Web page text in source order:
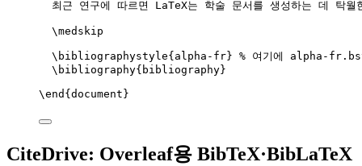
최근 연구에 따르면 LaTeX는 학술 문서를 생성하는 데 탁
\medskip
\bibliographystyle{alpha-fr} % 여기에 alpha-fr.bst
\bibliography{bibliography}
\end { document }
CiteDrive: Overleaf용 BibTeX·BibLaTeX